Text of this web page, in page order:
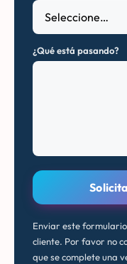
¿Qué está pasando?
Enviar este
cliente. Por favor no
que se complete una